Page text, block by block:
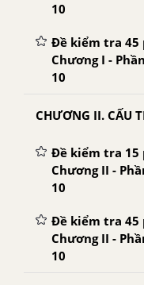
10
Đề kiểm tra
Chương I -
10
Đề kiểm tra 15
Chương II -
10
Đề kiểm tra
Chương II -
10